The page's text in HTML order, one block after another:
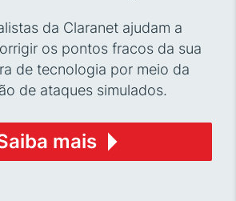
da Claranet ajudam a
os pontos fracos da sua
de tecnologia por meio da
de ataques simulados.
mais